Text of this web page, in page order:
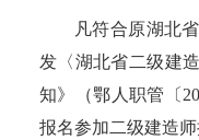
凡符合原湖北
发〈湖北省二级建
知》（鄂人职管〔
报名参加二级建造师